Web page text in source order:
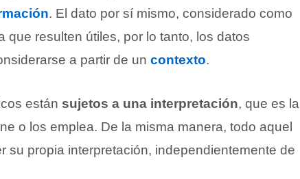
. El dato por sí mismo, considerado como
que resulten útiles, por lo tanto, los datos
a partir de un contexto.
están sujetos a una interpretación, que es la
o los emplea. De la misma manera, todo aquel
su propia interpretación, independientemente de